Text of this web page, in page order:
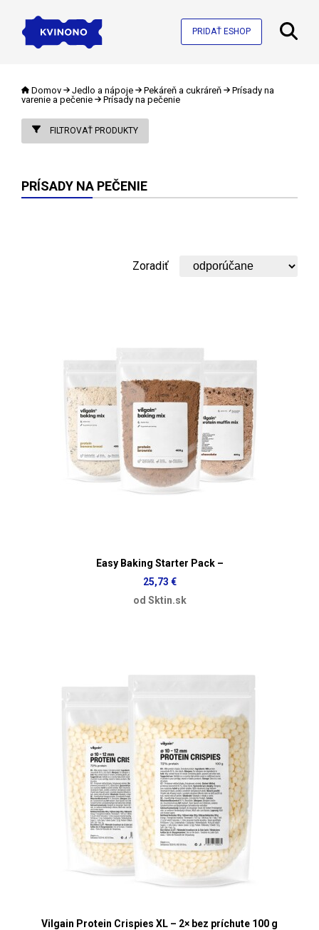
PRIDAŤ ESHOP
Domov Jedlo a nápoje Pekáreň a cukráreň
Prísady na
varenie a pečenie
Prísady na pečenie
FILTROVAŤ PRODUKTY
PRÍSADY NA PEČENIE
Zoradiť
Easy Baking Starter Pack –
25,73 €
od Sktin.sk
Vilgain Protein Crispies XL – 2× bez príchute 100 g